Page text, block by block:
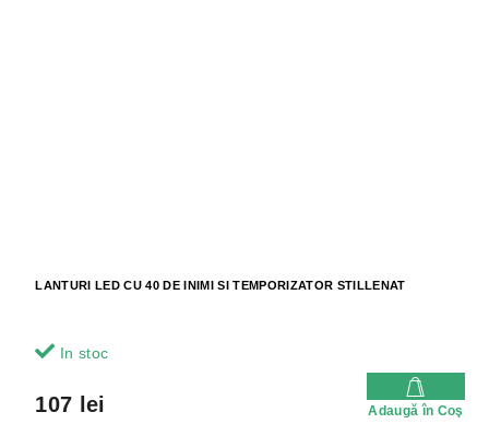
LANTURI LED CU 40 DE INIMI SI TEMPORIZATOR STILLENAT
In stoc
107 lei Adaugă în Coş